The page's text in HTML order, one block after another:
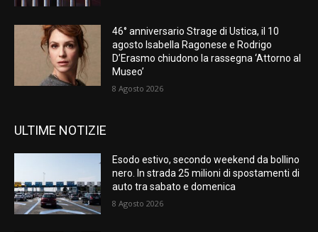
46° anniversario Strage di Ustica, il 10
agosto Isabella Ragonese e Rodrigo
D’Erasmo chiudono la rassegna ‘Attorno al
Museo’
8 Agosto 2026
ULTIME NOTIZIE
Esodo estivo, secondo weekend da bollino
nero. In strada 25 milioni di spostamenti di
auto tra sabato e domenica
8 Agosto 2026